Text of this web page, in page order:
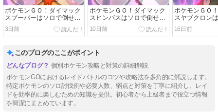
ポケモンＧＯ！ダイマック
スブーバーはソロで倒せ
る？
3日前
ポケモンＧＯ！ダイマック
スヒンバスはソロで倒せ
10日前
ポケモンＧＯ
スヤブクロン
16日前
このブログのここがポイント
個別ポケモン攻略と対策の詳細解説
ポケモンGOにおけるレイドバトルのコツや攻略法を多角的に解説します。
特定ポケモンのソロ討伐例や必要人数、弱点と対策を丁寧に紹介し、レイ
ドを効率的に楽しむための知識を提供。初心者から上級者まで役立つ情報
を簡潔にまとめています。